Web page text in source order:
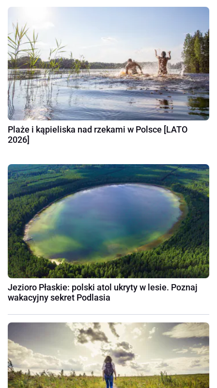
Plaże i kąpieliska nad rzekami w Polsce [LATO
2026]
Jezioro Płaskie: polski atol ukryty w lesie. Poznaj
wakacyjny sekret Podlasia